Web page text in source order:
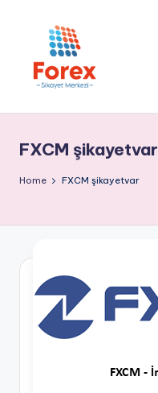
FXCM şikayetvar
Home FXCM şikayetvar